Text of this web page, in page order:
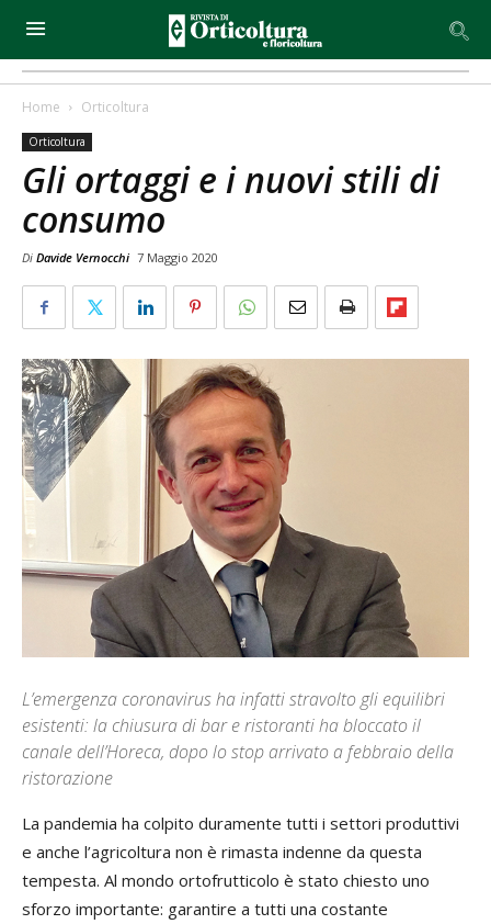
Home Orticoltura
Orticoltura
Gli ortaggi e i nuovi stili di
consumo
Di Davide Vernocchi 7 Maggio 2020
L’emergenza coronavirus ha infatti stravolto gli equilibri
esistenti: la chiusura di bar e ristoranti ha bloccato il
canale dell’Horeca, dopo lo stop arrivato a febbraio della
ristorazione
La pandemia ha colpito duramente tutti i settori produttivi
e anche l’agricoltura non è rimasta indenne da questa
tempesta. Al mondo ortofrutticolo è stato chiesto uno
sforzo importante: garantire a tutti una costante